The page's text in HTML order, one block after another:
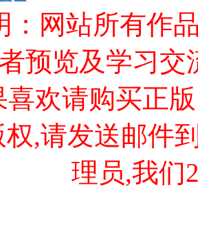
：网站所有作
预览及学习交
喜欢请购买正
,请发送邮件
理员,我们